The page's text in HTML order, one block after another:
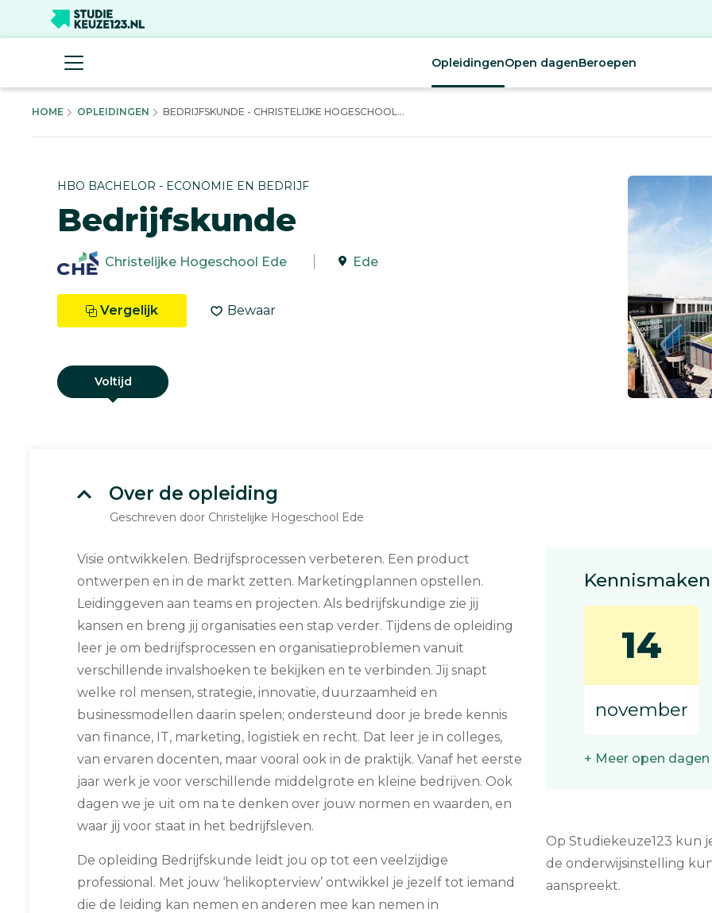
OpleidingenOpen dagenBeroepen
HOME OPLEIDINGEN BEDRIJFSKUNDE - CHRISTELIJKE HOGESCHOOL...
HBO BACHELOR - ECONOMIE EN BEDRIJF
Bedrijfskunde
Christelijke Hogeschool Ede Ede
Vergelijk Bewaar
Voltijd
Over de opleiding
Geschreven door Christelijke Hogeschool Ede
Visie ontwikkelen. Bedrijfsprocessen verbeteren. Een product
ontwerpen en in de markt zetten. Marketingplannen opstellen.
Leidinggeven aan teams en projecten. Als bedrijfskundige zie jij
kansen en breng jij organisaties een stap verder. Tijdens de opleiding
leer je om bedrijfsprocessen en organisatieproblemen vanuit
verschillende invalshoeken te bekijken en te verbinden. Jij snapt
welke rol mensen, strategie, innovatie, duurzaamheid en
businessmodellen daarin spelen; ondersteund door je brede kennis
van finance, IT, marketing, logistiek en recht. Dat leer je in colleges,
van ervaren docenten, maar vooral ook in de praktijk. Vanaf het eerste
jaar werk je voor verschillende middelgrote en kleine bedrijven. Ook
dagen we je uit om na te denken over jouw normen en waarden, en
waar jij voor staat in het bedrijfsleven.
De opleiding Bedrijfskunde leidt jou op tot een veelzijdige
professional. Met jouw ‘helikopterview’ ontwikkel je jezelf tot iemand
die de leiding kan nemen en anderen mee kan nemen in
14
november
+ Meer open dagen
Op Studiekeuze123 kun
de onderwijsinstelling
aanspreekt.